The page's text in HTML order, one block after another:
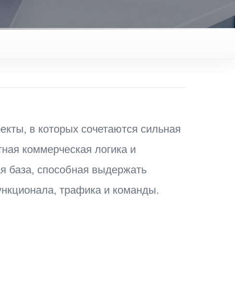
в которых сочетаются сильная
коммерческая логика и
база, способная выдержать
трафика и команды.